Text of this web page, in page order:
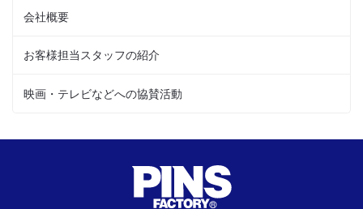
会社概要
お客様担当スタッフの紹介
映画・テレビなどへの協賛活動